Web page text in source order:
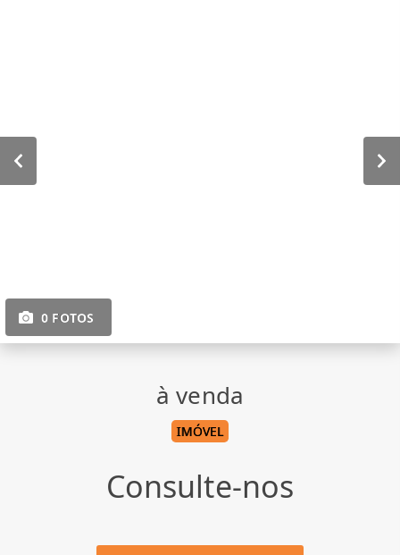
0 FOTOS
à venda
IMÓVEL
Consulte-nos